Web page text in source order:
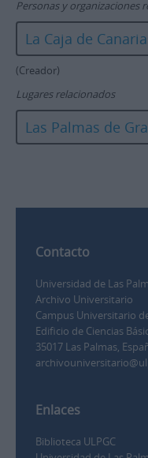
Personas y organizaciones
La Caja de
(Creador)
Lugares relacionados
Las Palmas de
Contacto
Universidad de Las
Archivo Universitario
Campus Universitario
Edificio de Ciencias
35017 Las Palmas,
Enlaces
Biblioteca ULPGC